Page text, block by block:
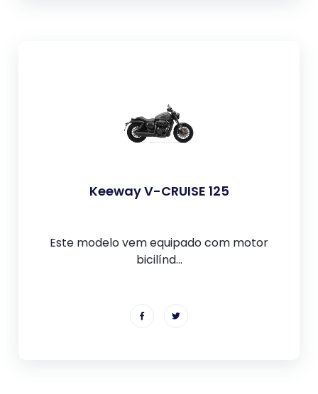
Keeway V-CRUISE 125
Este modelo vem equipado com motor
bicilínd...